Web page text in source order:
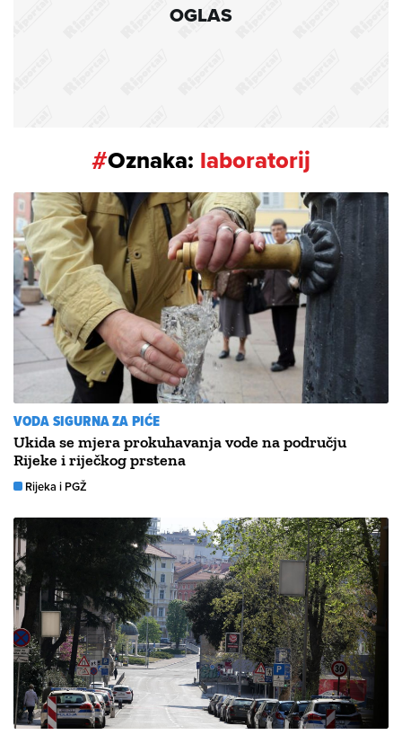
OGLAS
#Oznaka: laboratorij
VODA SIGURNA ZA PIĆE
Ukida se mjera prokuhavanja vode na području
Rijeke i riječkog prstena
Rijeka i PGŽ